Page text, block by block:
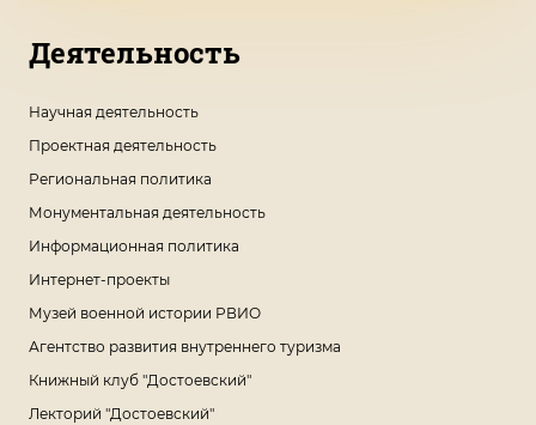
Деятельность
Научная деятельность
Проектная деятельность
Региональная политика
Монументальная деятельность
Информационная политика
Интернет-проекты
Музей военной истории РВИО
Агентство развития внутреннего туризма
Книжный клуб "Достоевский"
Лекторий "Достоевский"